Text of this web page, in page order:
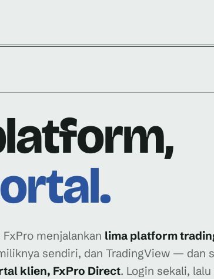
menjalankan lima platform
sendiri, dan TradingView — dan
klien, FxPro Direct. Login sekali, lalu